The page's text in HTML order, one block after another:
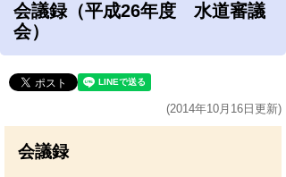
会議録（平成26年度 水道審議
会）
(2014年10月16日更新)
会議録